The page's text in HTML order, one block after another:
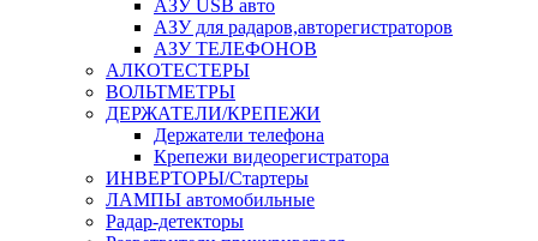
АЗУ USB авто
АЗУ для радаров,авторегистраторов
АЗУ ТЕЛЕФОНОВ
АЛКОТЕСТЕРЫ
ВОЛЬТМЕТРЫ
ДЕРЖАТЕЛИ/КРЕПЕЖИ
Держатели телефона
Крепежи видеорегистратора
ИНВЕРТОРЫ/Стартеры
ЛАМПЫ автомобильные
Радар-детекторы